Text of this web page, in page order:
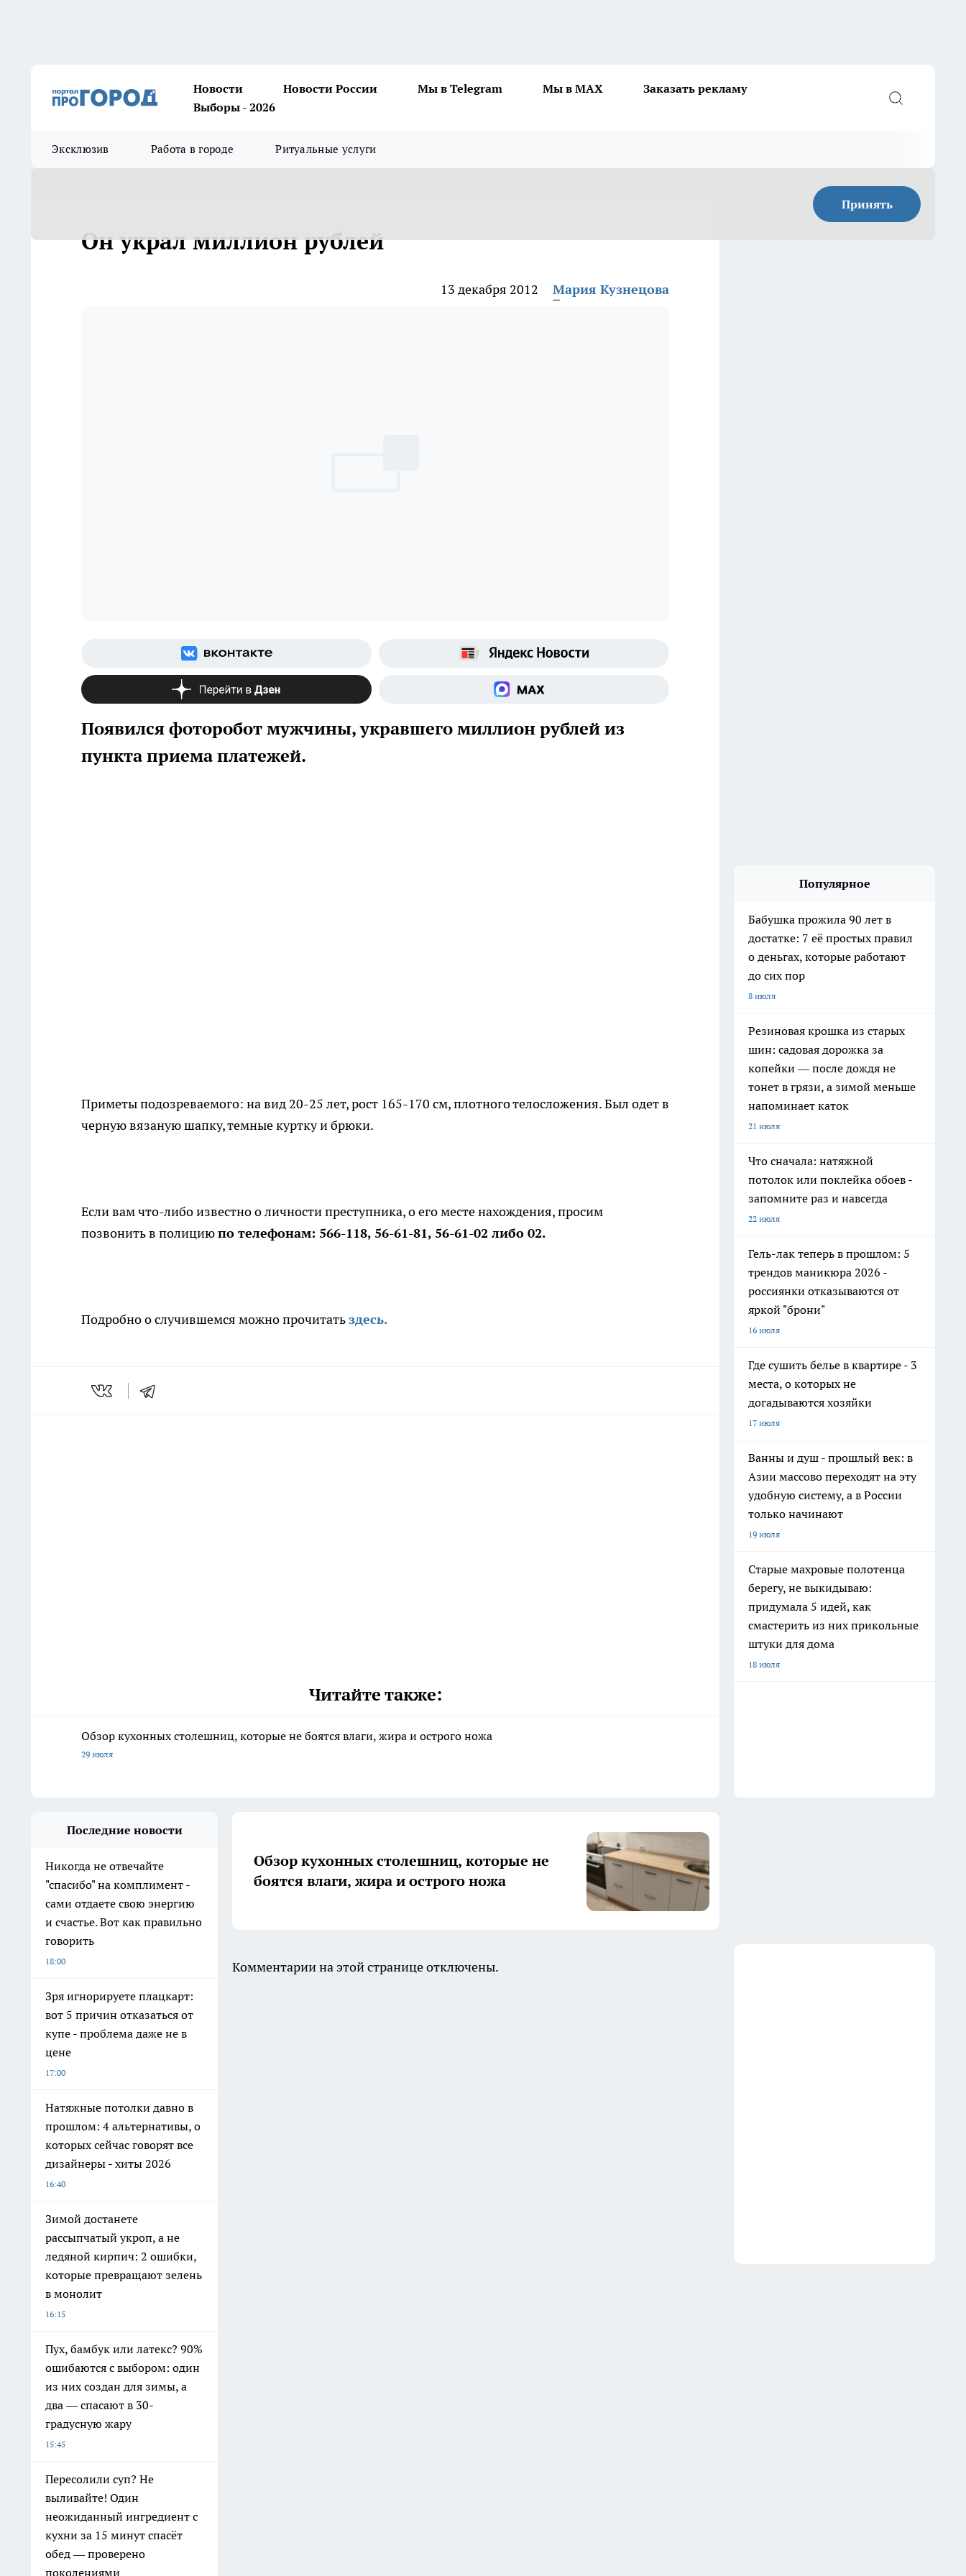
Новости Новости России Мы в Telegram Мы в MAX
Заказать рекламу
Выборы - 2026
Эксклюзив Работа в городе Ритуальные услуги
Принять
Он украл миллион рублей
13 декабря 2012 Мария Кузнецова
Появился фоторобот мужчины, укравшего миллион рублей из
пункта приема платежей.
Приметы подозреваемого: на вид 20-25 лет, рост 165-170 см, плотного телосложения. Был одет в
черную вязаную шапку, темные куртку и брюки.
Если вам что-либо известно о личности преступника, о его месте нахождения, просим
позвонить в полициюпо телефонам: 566-118, 56-61-81, 56-61-02 либо 02.
Подробно о случившемся можно прочитатьздесь.
Читайте также:
Обзор кухонных столешниц, которые не боятся влаги, жира и острого ножа
29 июля
Популярное
Бабушка прожила 90 лет в
достатке: 7 её простых правил
о деньгах, которые работают
до сих пор
8 июля
Резиновая крошка из старых
шин: садовая дорожка за
копейки — после дождя не
тонет в грязи, а зимой меньше
напоминает каток
21 июля
Что сначала: натяжной
потолок или поклейка обоев -
запомните раз и навсегда
22 июля
Гель-лак теперь в прошлом: 5
трендов маникюра 2026 -
россиянки отказываются от
яркой "брони"
16 июля
Где сушить белье в квартире - 3
места, о которых не
догадываются хозяйки
17 июля
Ванны и душ - прошлый век: в
Азии массово переходят на эту
удобную систему, а в России
только начинают
19 июля
Старые махровые полотенца
берегу, не выкидываю:
придумала 5 идей, как
смастерить из них прикольные
штуки для дома
18 июля
Последние новости
Никогда не отвечайте
"спасибо" на комплимент -
сами отдаете свою энергию
и счастье. Вот как правильно
говорить
18:00
Зря игнорируете плацкарт:
вот 5 причин отказаться от
купе - проблема даже не в
цене
17:00
Натяжные потолки давно в
прошлом: 4 альтернативы, о
которых сейчас говорят все
дизайнеры - хиты 2026
16:40
Зимой достанете
рассыпчатый укроп, а не
ледяной кирпич: 2 ошибки,
которые превращают зелень
в монолит
16:15
Пух, бамбук или латекс? 90%
ошибаются с выбором: один
из них создан для зимы, а
два — спасают в 30-
градусную жару
15:45
Пересолили суп? Не
выливайте! Один
неожиданный ингредиент с
кухни за 15 минут спасёт
обед — проверено
поколениями
Обзор кухонных столешниц, которые не
боятся влаги, жира и острого ножа
Комментарии на этой странице отключены.